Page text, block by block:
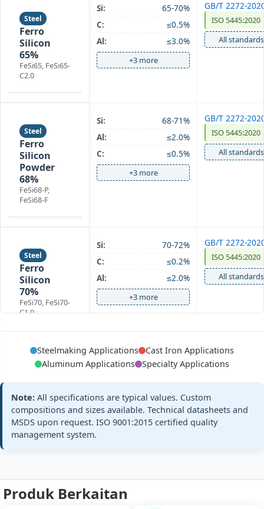
Steel
Ferro
Silicon
65%
FeSi65, FeSi65-
C2.0
Si:
65-70%
C:
≤0.5%
Al:
≤3.0%
+3 more
GB/T 2272-
ISO 5445:2020
All standards
Steel
Ferro
Silicon
Powder
68%
FeSi68-P,
FeSi68-F
Si:
68-71%
Al:
≤2.0%
C:
≤0.5%
+3 more
GB/T 2272-
ISO 5445:2020
All standards
Steel
Ferro
Silicon
70%
FeSi70, FeSi70-
C1.0
Si:
70-72%
C:
≤0.2%
Al:
≤2.0%
+3 more
GB/T 2272-
ISO 5445:2020
All standards
Steel
Silicon
72%
FeSi72, FeSi72-
C0.2
Si:
72-74%
+3 more
GB/T 2272-
ISO 5445:2020
Steel
Ferro
C:
Al:
ISO 5445:2020
Steelmaking Applications
Cast Iron Applications
Aluminum Applications
Specialty Applications
Note: All specifications are typical values. Custom
compositions and sizes available. Technical datasheets and
MSDS upon request. ISO 9001:2015 certified quality
management system.
Produk Berkaitan